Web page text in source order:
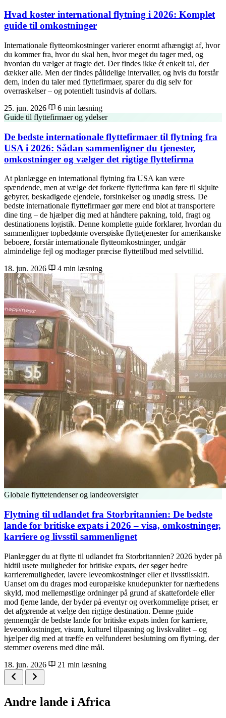
Hvad koster international flytning i 2026: Komplet
guide til omkostninger
Internationale flytteomkostninger varierer enormt afhængigt af, hvor
du kommer fra, hvor du skal hen, hvor meget du tager med, og
hvordan du vælger at fragte det. Der findes ikke ét enkelt tal, der
dækker alle. Men der findes pålidelige intervaller, og hvis du forstår
dem, inden du taler med flyttefirmaer, sparer du dig selv for
overraskelser – og potentielt tusindvis af dollars.
25. jun. 2026
6 min læsning
Guide til flyttefirmaer og ydelser
De bedste internationale flyttefirmaer til flytning fra
USA i 2026: Sådan sammenligner du tjenester,
omkostninger og vælger det rigtige flyttefirma
At planlægge en international flytning fra USA kan være
spændende, men at vælge det forkerte flyttefirma kan føre til skjulte
gebyrer, beskadigede ejendele, forsinkelser og unødig stress. De
bedste internationale flyttefirmaer gør mere end blot at transportere
dine ting – de hjælper dig med at håndtere pakning, told, fragt og
destinationens logistik. Denne komplette guide forklarer, hvordan du
sammenligner topbedømte oversøiske flyttetjenester for amerikanske
beboere, forstår internationale flytteomkostninger, undgår
almindelige fejl og modtager præcise flyttetilbud med selvtillid.
18. jun. 2026
4 min læsning
Globale flyttetendenser og landeoversigter
Flytning til udlandet fra Storbritannien: De bedste
lande for britiske expats i 2026 – visa, omkostninger,
karriere og livsstil sammenlignet
Planlægger du at flytte til udlandet fra Storbritannien? 2026 byder på
hidtil usete muligheder for britiske expats, der søger bedre
karrieremuligheder, lavere leveomkostninger eller et livsstilsskift.
Uanset om du drages mod europæiske knudepunkter for nærhedens
skyld, mod mellemøstlige ordninger på grund af skattefordele eller
mod fjerne lande, der byder på eventyr og overkommelige priser, er
det afgørende at vælge den rigtige destination. Denne guide
gennemgår de bedste lande for britiske expats inden for karriere,
leveomkostninger, visum, kulturel tilpasning og livskvalitet – og
hjælper dig med at træffe en velfunderet beslutning om flytning, der
stemmer overens med dine mål.
18. jun. 2026
21 min læsning
Andre lande i Africa